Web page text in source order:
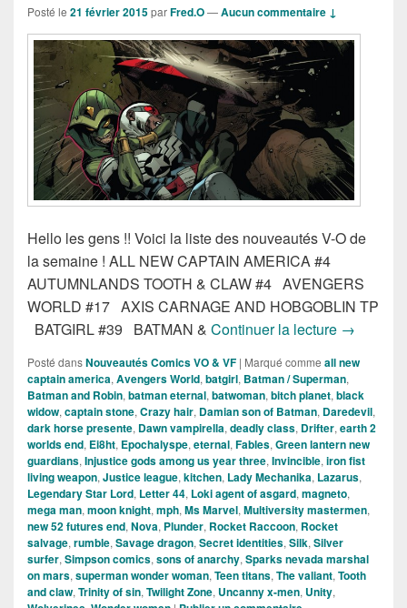
Posté le 21 février 2015parFred.O—Aucun commentaire ↓
Hello les gens !! Voici la liste des nouveautés V-O de
la semaine ! ALL NEW CAPTAIN AMERICA #4
AUTUMNLANDS TOOTH & CLAW #4 AVENGERS
WORLD #17 AXIS CARNAGE AND HOBGOBLIN TP
BATGIRL #39 BATMAN & Continuer la lecture Sorties
→
Posté dansNouveautés Comics VO & VF | Marqué comme all new
captain america, Avengers World, batgirl, Batman / Superman,
Batman and Robin, batman eternal, batwoman, bitch planet, black
widow, captain stone, Crazy hair, Damian son of Batman, Daredevil,
dark horse presente, Dawn vampirella, deadly class, Drifter, earth 2
worlds end, Ei8ht, Epochalyspe, eternal, Fables, Green lantern new
guardians, Injustice gods among us year three, Invincible, iron fist
living weapon, Justice league, kitchen, Lady Mechanika, Lazarus,
Legendary Star Lord, Letter 44, Loki agent of asgard, magneto,
mega man, moon knight, mph, Ms Marvel, Multiversity mastermen,
new 52 futures end, Nova, Plunder, Rocket Raccoon, Rocket
salvage, rumble, Savage dragon, Secret identities, Silk, Silver
surfer, Simpson comics, sons of anarchy, Sparks nevada marshal
on mars, superman wonder woman, Teen titans, The valiant, Tooth
and claw, Trinity of sin, Twilight Zone, Uncanny x-men, Unity,